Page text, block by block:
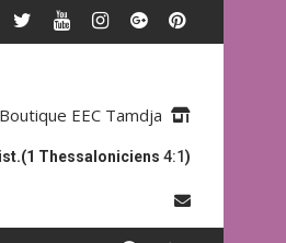
Boutique EEC Tamdja
Thessaloniciens 4:1)